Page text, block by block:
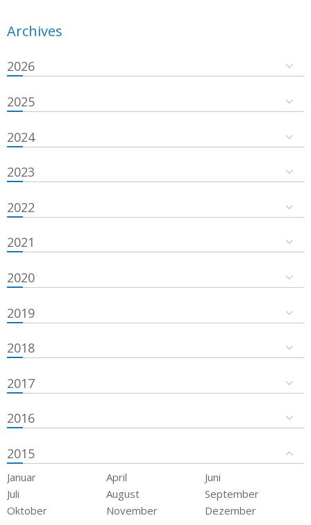
Archives
2026
2025
2024
2023
2022
2021
2020
2019
2018
2017
2016
2015
Januar April
Juni
Juli
August
September
Oktober
November Dezember